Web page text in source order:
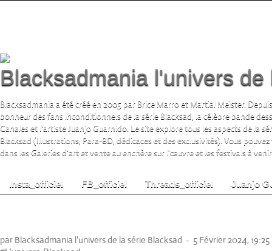
Blacksadmania l'univers
Blacksadmania a été créé en 2005 par Brice Marro et Martial Meister.
bonheur des fans inconditionnels de la série Blacksad, la célèbre bande
Canales et l'artiste Juanjo Guarnido. Le site explore tous les aspects de la
Blacksad (Illustrations, Para-BD, dédicaces et des exclusivités). Vous
dans les Galeries d'art et vente au enchère sur l'œuvre et les festivals à
Insta_officiel FB_officiel Threads_officiel Juanjo
par Blacksadmania l'univers de la série Blacksad - 5 Février 2024, 19:25